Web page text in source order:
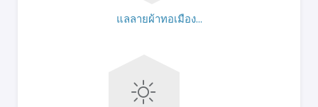
แลลายผ้าทอเมือง...